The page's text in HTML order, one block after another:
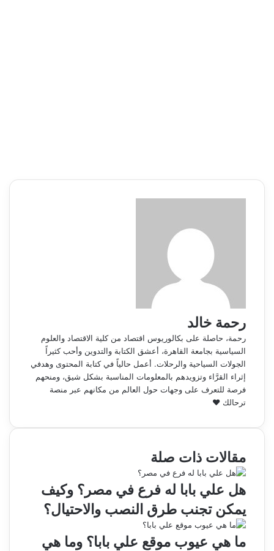
رحمة خالد
رحمة، حاصلة على بكالوريوس اقتصاد من كلية الاقتصاد والعلوم
السياسية بجامعة القاهرة، أعشق الكتابة والتدوين وأحب كثيراً
الجولات السياحية والرحلات. أعمل حالياً في كتابة المحتوى وهدفي
إثراء القرَّاء وتزويدهم بالمعلومات المناسبة بشكل شيق، ومنحهم
فرصة للتعرف على وجهات حول العالم من مكانهم عبر منصة
ترحالك ♥
مقالات ذات صلة
هل علي بابا له فرع في مصر؟ وكيف
يمكن تجنب طرق النصب والاحتيال؟
ما هي عيوب موقع علي بابا؟ وما هي